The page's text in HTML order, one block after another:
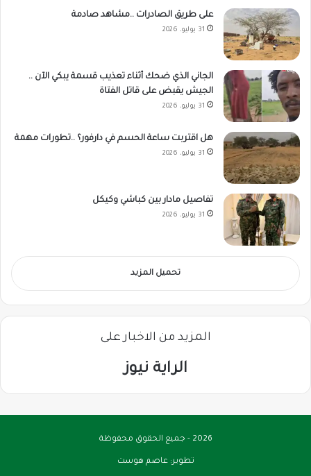
على طريق الصادرات ..مشاهد صادمة
31 يوليو، 2026
الجاني الذي ضحك أثناء تعذيب قسمة يبكي الآن ..
الجيش يقبض على قاتل الفتاة
31 يوليو، 2026
هل اقتربت ساعة الحسم في دارفور؟ ..تطورات مهمة
31 يوليو، 2026
تفاصيل مادار بين كباشي وكيكل
31 يوليو، 2026
تحميل المزيد
المزيد من الاخبار على
الراية نيوز
2026 - جميع الحقوق محفوظة
تطوير:عاصم هوست